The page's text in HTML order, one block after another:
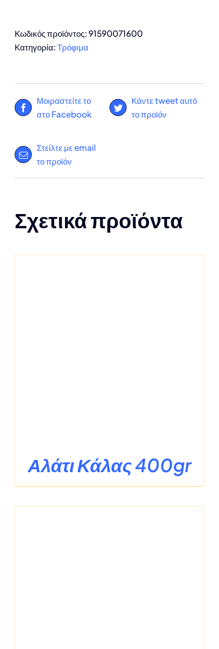
Κωδικός προϊόντος: 91590071600
Κατηγορία:Τρόφιμα
Μοιραστείτε το
στο Facebook
Κάντε tweet αυτό
το προϊόν
Στείλτε με email
το προϊόν
Σχετικά προϊόντα
Αλάτι Κάλας 400gr